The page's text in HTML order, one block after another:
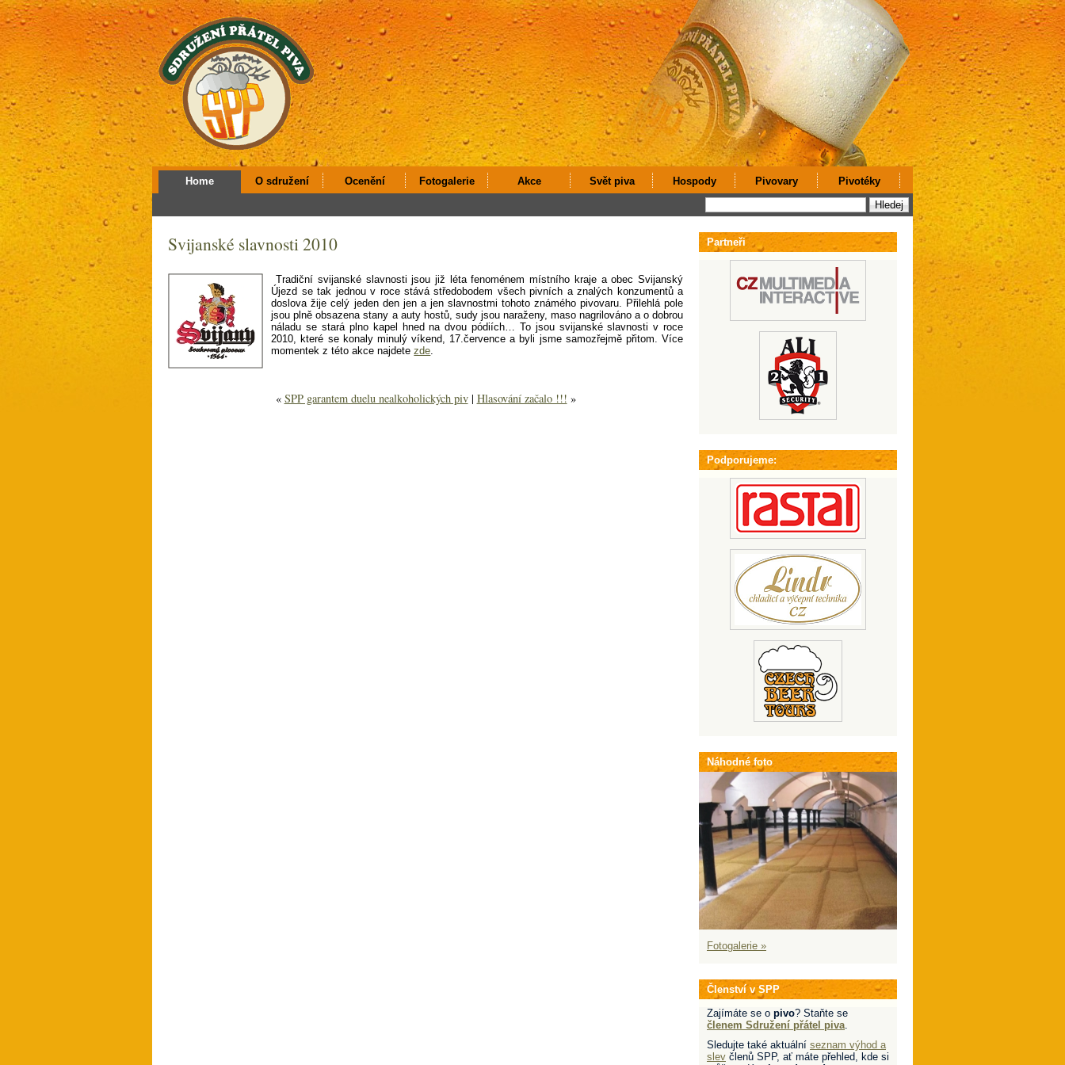
Home O sdružení Ocenění Fotogalerie Akce Svět piva Hospody Pivovary Pivotéky
Svijanské slavnosti 2010
Tradiční svijanské slavnosti jsou již léta fenoménem místního kraje a obec Svijanský
Újezd se tak jednou v roce stává středobodem všech pivních a znalých konzumentů a
doslova žije celý jeden den jen a jen slavnostmi tohoto známého pivovaru. Přilehlá pole
jsou plně obsazena stany a auty hostů, sudy jsou naraženy, maso nagrilováno a o dobrou
náladu se stará plno kapel hned na dvou pódiích… To jsou svijanské slavnosti v roce
2010, které se konaly minulý víkend, 17.července a byli jsme samozřejmě přitom. Více
momentek z této akce najdetezde
« SPP garantem duelu nealkoholických piv| Hlasování začalo !!! »
Partneři
Podporujeme:
Náhodné foto
Fotogalerie »
Členství v SPP
Zajímáte se o pivo? Staňte se
členem Sdružení přátel piva.
Sledujte také aktuální seznam výhod a
slev členů SPP, ať máte přehled, kde si